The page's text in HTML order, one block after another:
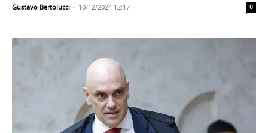
Gustavo Bertolucci - 10/12/2024 12:17 0